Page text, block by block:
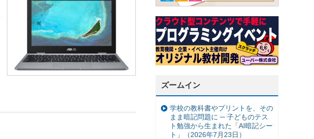
ズームイン
学校の教科書やプリントを、その
まま暗記問題に ─ 子どものテス
ト勉強から生まれた「AI暗記シー
ト」（2026年7月23日）